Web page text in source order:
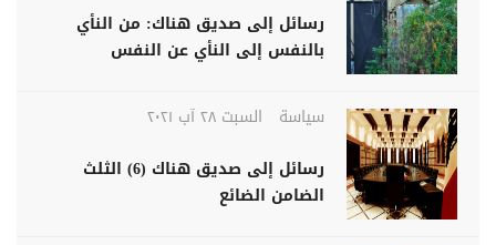
رسائل إلى صديق هناك: من النأي
بالنفس إلى النأي عن النفس
سياسة
السبت ٢٨ آب ٢٠٢١
رسائل إلى صديق هناك (6) الثلث
الضامن الضائع